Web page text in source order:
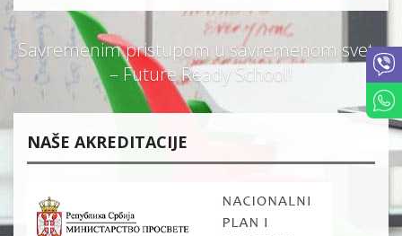
Savremenim pristupom u savremenom svetu
– Future Ready School!
NAŠE AKREDITACIJE